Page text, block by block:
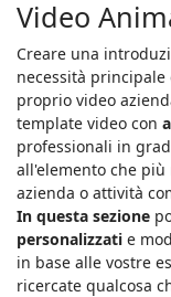
Video
Creare una
necessità
proprio video
template video con
professionali in
all'elemento che
azienda o attività
In questa sezione
personalizzati e
in base alle vostre
ricercate qualcosa